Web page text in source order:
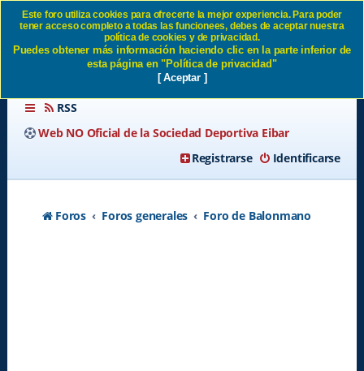
cadetes y juveniles SD Eibar
RSS
Web NO Oficial de la Sociedad Deportiva Eibar
Identificarse
Registrarse
Foros Foros generales Foro de Balonmano
Este foro utiliza cookies para ofrecerte la mejor experiencia. Para poder
tener acceso completo a todas las funcionees, debes de aceptar nuestra
política de cookies y de privacidad.
Puedes obtener más información haciendo clic en la parte inferior de
esta página en "Política de privacidad"
[ Aceptar ]